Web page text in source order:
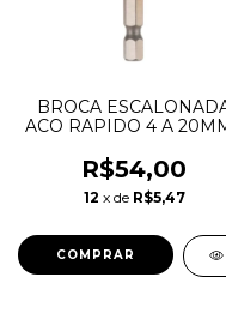
BROCA
ACO RAPIDO 4 A
R$54,00
12 x de R$5,47